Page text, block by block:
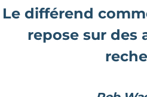
Le différend
repose sur des